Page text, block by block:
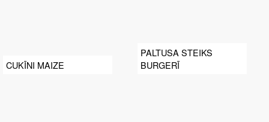
CUKĪNI MAIZE
PALTUSA STEIKS
BURGERĪ